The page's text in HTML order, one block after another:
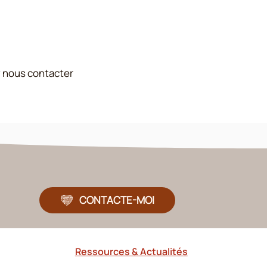
nous contacter
CONTACTE-MOI
Ressources & Actualités